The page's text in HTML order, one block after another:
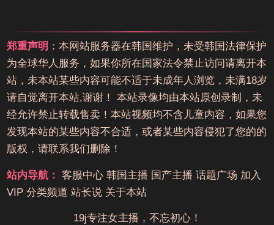
郑重声明 ：本网站服务器在韩国维护，未受韩国法律保护
为全球华人服务，如果你所在国家法令禁止访问请离开本
站，未本站某些内容可能不适于未成年人浏览，未满18岁
请自觉离开本站,谢谢！ 本站录像均由本站原创录制，未
经允许禁止转载售卖！本站视频均不含儿童内容，如果您
发现本站的某些内容不合适，或者某些内容侵犯了您的的
版权，请联系我们删除！
站内导航： 客服中心 韩国主播 国产主播 话题广场 加入
VIP 分类频道 站长说 关于本站
19j专注女主播，不忘初心！